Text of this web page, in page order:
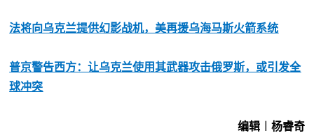
法将向乌克兰提供幻影战机，美再援乌海马斯火箭系统
普京警告西方：让乌克兰使用其武器攻击俄罗斯，或引发全
球冲突
编辑︱杨睿奇